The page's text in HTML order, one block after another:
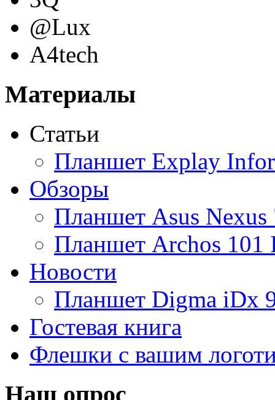
@Lux
A4tech
Acme
Ainol
Altinet
Amazon
Amber
Ampe
Apache
Apple(18)
Apriori
Archos
Armaggeddon
Материалы
Статьи
Планшет Explay
Обзоры
Планшет Asus Nexus
Планшет Archos 101
Новости
Планшет Digma iDx
Гостевая книга
Флешки с вашим
Наш опрос